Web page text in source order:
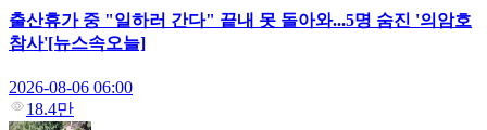
출산휴가 중 "일하러 간다" 끝내 못 돌아와...5명 숨진 '의암호
참사'[뉴스속오늘]
2026-08-06 06:00
18.4만